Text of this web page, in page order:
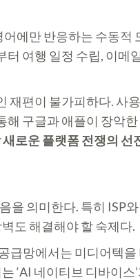
에만 반응하는 수동적
여행 일정 수립, 이메
편이 불가피하다. 사
구글과 애플이 장악
로운 플랫폼 전쟁의 선
의미한다. 특히 ISP
도 해결해야 할 숙제다.
급망에서는 미디어텍
‘AI 네이티브 디바이스